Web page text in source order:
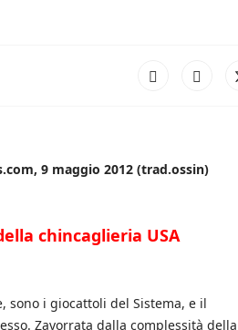
9 maggio 2012 (trad.ossin)
chincaglieria USA
sono i giocattoli del Sistema, e il
Zavorrata dalla complessità della